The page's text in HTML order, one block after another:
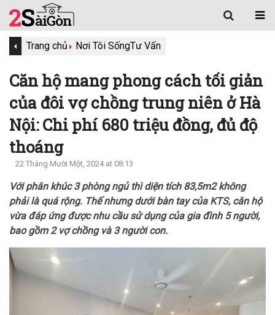
Trang chủ Nơi Tôi SốngTư Vấn
Căn hộ mang phong cách tối giản
của đôi vợ chồng trung niên ở Hà
Nội: Chi phí 680 triệu đồng, đủ độ
thoáng
22 Tháng Mười Một, 2024 at 08:13
Với phân khúc 3 phòng ngủ thì diện tích 83,5m2 không
phải là quá rộng. Thế nhưng dưới bàn tay của KTS, căn hộ
vừa đáp ứng được nhu cầu sử dụng của gia đình 5 người,
bao gồm 2 vợ chồng và 3 người con.